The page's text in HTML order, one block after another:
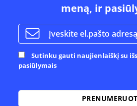
meną, ir
Sutinku gauti naujienlaiškį su
pasiūlymais